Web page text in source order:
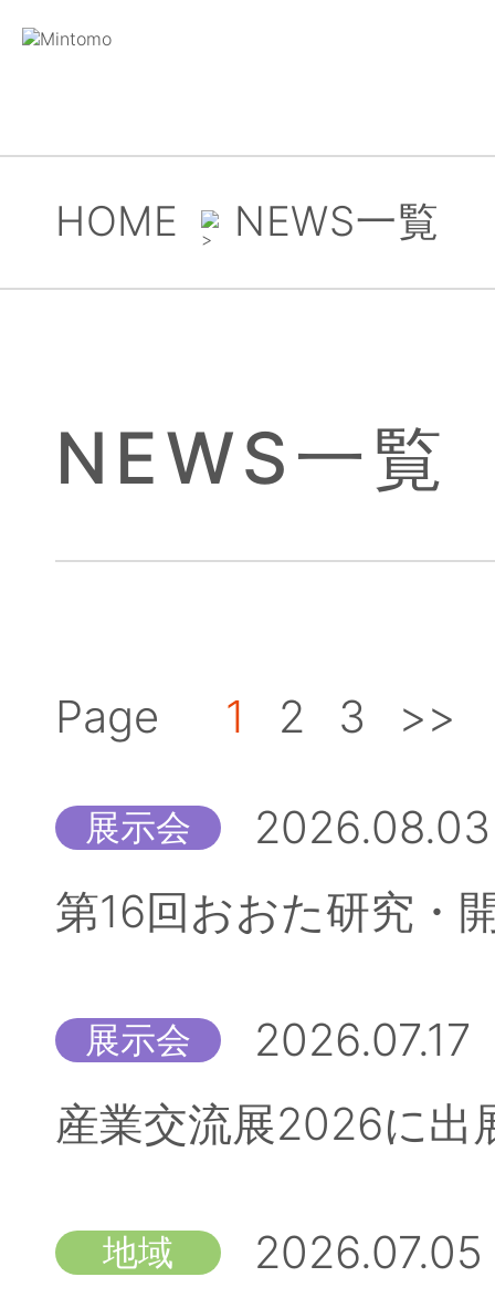
HOME NEWS一覧
NEWS一覧
Page 1 2 3 >>
展示会
2026.08.03
第16回おおた研究・
展示会
2026.07.17
産業交流展2026に出
地域
2026.07.05